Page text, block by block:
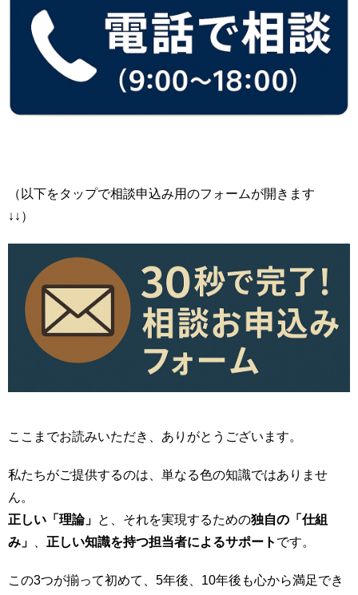
（以下をタップで相談申込み用のフォームが開きます
↓↓）
ここまでお読みいただき、ありがとうございます。
私たちがご提供するのは、単なる色の知識ではありませ
ん。
正しい「理論」 と、それを実現するための独自の「仕組
み」
正しい知識を持つ担当者によるサポート です。
この3つが揃って初めて、5年後、10年後も心から満足でき